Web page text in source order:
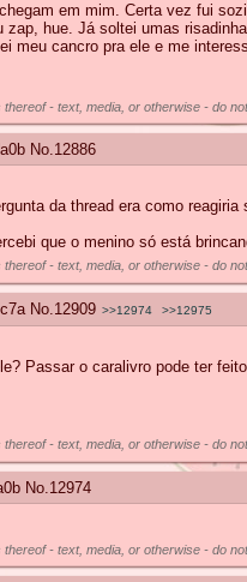
em mim. Certa vez fui
zap, hue. Já soltei umas
meu cancro pra ele e me
- text, media, or otherwise - do
No.12886
da thread era como
que o menino só está
- text, media, or otherwise - do
No. 12909 >>12974 >>12975
Passar o caralivro pode ter
- text, media, or otherwise - do
No. 12974
- text, media, or otherwise - do